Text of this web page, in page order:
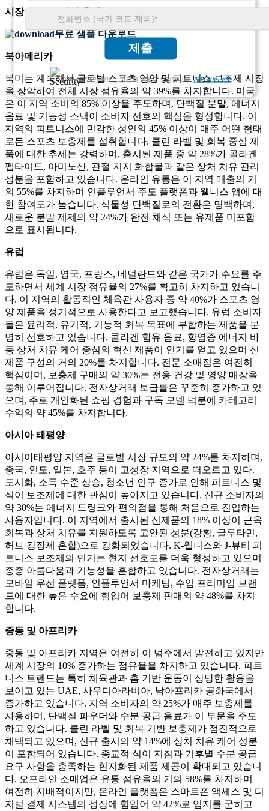
제출
고객님의 개인 정보는 완전히 비밀로 보장됩니다.개인정보 보호
시장 규모
무료 샘플 다운로드
북아메리카
북미는 계속해서 글로벌 스포츠 영양 및 피트니스 보조제 시장
을 장악하여 전체 시장 점유율의 약 39%를 차지합니다. 미국
은 이 지역 소비의 85% 이상을 주도하며, 단백질 분말, 에너지
음료 및 기능성 스낵이 소비자 선호의 핵심을 형성합니다. 이
지역의 피트니스에 민감한 성인의 45% 이상이 매주 어떤 형태
로든 스포츠 보충제를 섭취합니다. 클린 라벨 및 회복 중심 제
품에 대한 추세는 강력하며, 출시된 제품 중 약 28%가 콜라겐
펩타이드, 아미노산, 관절 지지 화합물과 같은 상처 치유 관리
성분을 포함하고 있습니다. 온라인 유통은 이 지역 매출의 거
의 55%를 차지하며 인플루언서 주도 플랫폼과 웰니스 앱에 대
한 참여도가 높습니다. 식물성 단백질로의 전환은 명백하며,
새로운 분말 제제의 약 24%가 완전 채식 또는 유제품 미포함
으로 표시됩니다.
유럽
유럽은 독일, 영국, 프랑스, ​​네덜란드와 같은 국가가 수요를 주
도하면서 세계 시장 점유율의 27%를 확고히 차지하고 있습니
다. 이 지역의 활동적인 체육관 사용자 중 약 40%가 스포츠 영
양 제품을 정기적으로 사용한다고 보고했습니다. 유럽 ​​소비자
들은 윤리적, 유기적, 기능적 회복 목표에 부합하는 제품을 분
명히 선호하고 있습니다. 콜라겐 함유 음료, 항염증 에너지 바
등 상처 치유 케어 중심의 혁신 제품이 인기를 얻고 있으며 신
제품 구성의 거의 20%를 차지합니다. 전문 소매점은 여전히 ​​
핵심이며, 보충제 구매의 약 30%는 전용 건강 및 영양 매장을
통해 이루어집니다. 전자상거래 보급률은 꾸준히 증가하고 있
으며, 주로 개인화된 쇼핑 경험과 구독 모델 덕분에 카테고리
수익의 약 45%를 차지합니다.
아시아 태평양
아시아태평양 지역은 글로벌 시장 규모의 약 24%를 차지하며,
중국, 인도, 일본, 호주 등이 고성장 지역으로 떠오르고 있다.
도시화, 소득 수준 상승, 청소년 인구 증가로 인해 피트니스 및
식이 보조제에 대한 관심이 높아지고 있습니다. 신규 소비자의
약 30%는 에너지 드링크와 편의점을 통해 처음으로 진입하는
사용자입니다. 이 지역에서 출시된 신제품의 18% 이상이 근육
회복과 상처 치유를 지원하도록 고안된 성분(강황, 글루타민,
허브 강장제 혼합)으로 강화되었습니다. K-웰니스와 J-뷰티 피
트니스 보조제의 인기는 현지 선호도를 더욱 형성하고 있으며
종종 아름다움과 기능성을 혼합하고 있습니다. 전자상거래는
모바일 우선 플랫폼, 인플루언서 마케팅, 수입 프리미엄 브랜
드에 대한 높은 수요에 힘입어 보충제 판매의 약 48%를 차지
합니다.
중동 및 아프리카
중동 및 아프리카 지역은 여전히 ​​이 범주에서 발전하고 있지만
세계 시장의 10% 증가하는 점유율을 차지하고 있습니다. 피트
니스 트렌드는 특히 체육관과 홈 기반 운동이 상당한 활용을
보이고 있는 UAE, 사우디아라비아, 남아프리카 공화국에서
증가하고 있습니다. 지역 소비자의 약 25%가 매주 보충제를
사용하며, 단백질 파우더와 수분 공급 음료가 이 부문을 주도
하고 있습니다. 클린 라벨 및 회복 기반 보충제가 점진적으로
채택되고 있으며, 신규 출시의 약 14%에 상처 치유 케어 성분
이 포함되어 있습니다. 종교적 식이 지침과 기후별 수분 공급
요구 사항을 충족하는 현지화된 제품 제공이 확대되고 있습니
다. 오프라인 소매업은 유통 점유율의 거의 58%를 차지하며
여전히 지배적이지만, 온라인 플랫폼은 스마트폰 액세스 및 디
지털 결제 시스템의 성장에 힘입어 약 42%로 입지를 굳히고